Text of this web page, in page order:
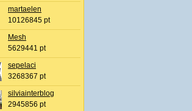
martaelen
10126845 pt
Mesh
5629441 pt
sepelaci
3268367 pt
silviainterblog
2945856 pt